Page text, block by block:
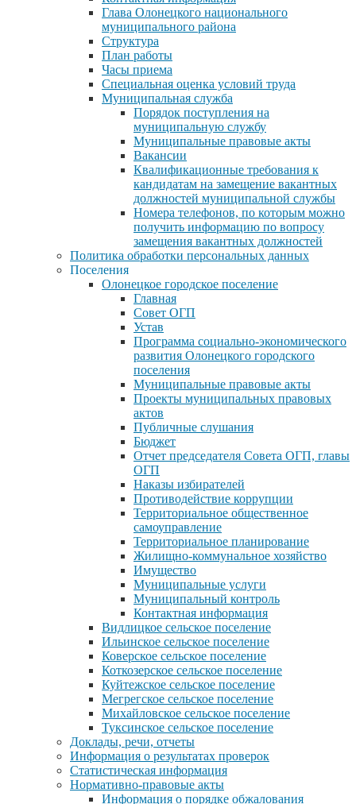
Глава Олонецкого национального
муниципального района
Структура
План работы
Часы приема
Специальная оценка условий труда
Муниципальная служба
Порядок поступления на
муниципальную службу
Муниципальные правовые акты
Вакансии
Квалификационные требования к
кандидатам на замещение вакантных
должностей муниципальной службы
Номера телефонов, по которым можно
получить информацию по вопросу
замещения вакантных должностей
Политика обработки персональных данных
Поселения
Олонецкое городское поселение
Главная
Совет ОГП
Устав
Программа социально-экономического
развития Олонецкого городского
поселения
Муниципальные правовые акты
Проекты муниципальных правовых
актов
Публичные слушания
Бюджет
Отчет председателя Совета ОГП, главы
ОГП
Наказы избирателей
Противодействие коррупции
Территориальное общественное
самоуправление
Территориальное планирование
Жилищно-коммунальное хозяйство
Имущество
Муниципальные услуги
Муниципальный контроль
Контактная информация
Видлицкое сельское поселение
Ильинское сельское поселение
Коверское сельское поселение
Коткозерское сельское поселение
Куйтежское сельское поселение
Мегрегское сельское поселение
Михайловское сельское поселение
Туксинское сельское поселение
Доклады, речи, отчеты
Информация о результатах проверок
Статистическая информация
Нормативно-правовые акты
Информация о порядке обжалования